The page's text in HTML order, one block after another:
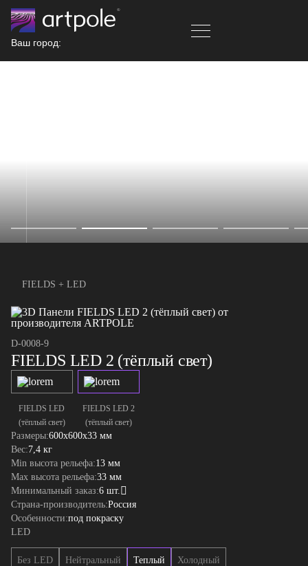
Ваш город:
FIELDS + LED
D-0008-9
FIELDS LED 2 (тёплый свет)
FIELDS LED
(тёплый свет)
FIELDS LED 2
(тёплый свет)
Размеры:600x600x33 мм
Вес:7,4 кг
Min высота рельефа:13 мм
Max высота рельефа:33 мм
Минимальный заказ:6 шт.
Страна-производитель:Россия
Особенности:под покраску
LED
Без LED Нейтральный Теплый Холодный